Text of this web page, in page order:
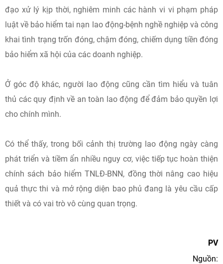
đạo xử lý kịp thời, nghiêm minh các hành vi vi phạm pháp
luật về bảo hiểm tai nạn lao động-bệnh nghề nghiệp và công
khai tình trạng trốn đóng, chậm đóng, chiếm dụng tiền đóng
bảo hiểm xã hội của các doanh nghiệp.
Ở góc độ khác, người lao động cũng cần tìm hiểu và tuân
thủ các quy định về an toàn lao động để đảm bảo quyền lợi
cho chính mình.
Có thể thấy, trong bối cảnh thị trường lao động ngày càng
phát triển và tiềm ẩn nhiều nguy cơ, việc tiếp tục hoàn thiện
chính sách bảo hiểm TNLĐ-BNN, đồng thời nâng cao hiệu
quả thực thi và mở rộng diện bao phủ đang là yêu cầu cấp
thiết và có vai trò vô cùng quan trọng.
PV
Nguồn: